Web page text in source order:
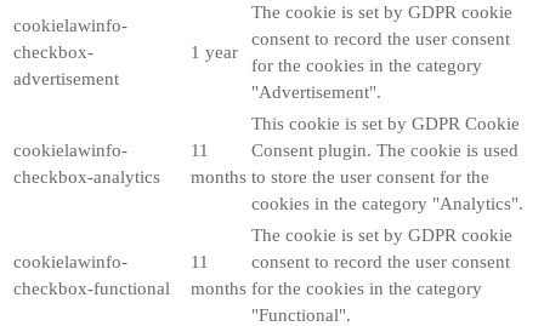
cookielawinfo-
checkbox-
advertisement
1 year
The cookie is set by GDPR cookie
consent to record the user consent
for the cookies in the category
"Advertisement".
cookielawinfo-
checkbox-analytics
11
months
This cookie is set by GDPR Cookie
Consent plugin. The cookie is used
to store the user consent for the
cookies in the category "Analytics".
cookielawinfo-
checkbox-functional
11
months
The cookie is set by GDPR cookie
consent to record the user consent
for the cookies in the category
"Functional".